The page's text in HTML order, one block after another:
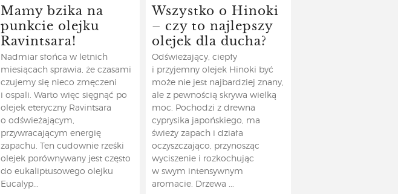
Mamy bzika na
punkcie olejku
Ravintsara!
Nadmiar słońca w letnich
miesiącach sprawia, że czasami
czujemy się nieco zmęczeni
i ospali. Warto więc sięgnąć po
olejek eteryczny Ravintsara
o odświeżającym,
przywracającym energię
zapachu. Ten cudownie rześki
olejek porównywany jest często
do eukaliptusowego olejku
Eucalyp...
Wszystko o Hinoki
– czy to najlepszy
olejek dla ducha?
Odświeżający, ciepły
i przyjemny olejek Hinoki być
może nie jest najbardziej znany,
ale z pewnością skrywa wielką
moc. Pochodzi z drewna
cyprysika japońskiego, ma
świeży zapach i działa
oczyszczająco, przynosząc
wyciszenie i rozkochując
w swym intensywnym
aromacie. Drzewa ...